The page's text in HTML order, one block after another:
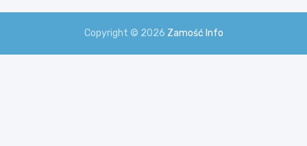
Copyright © 2026 Zamość Info